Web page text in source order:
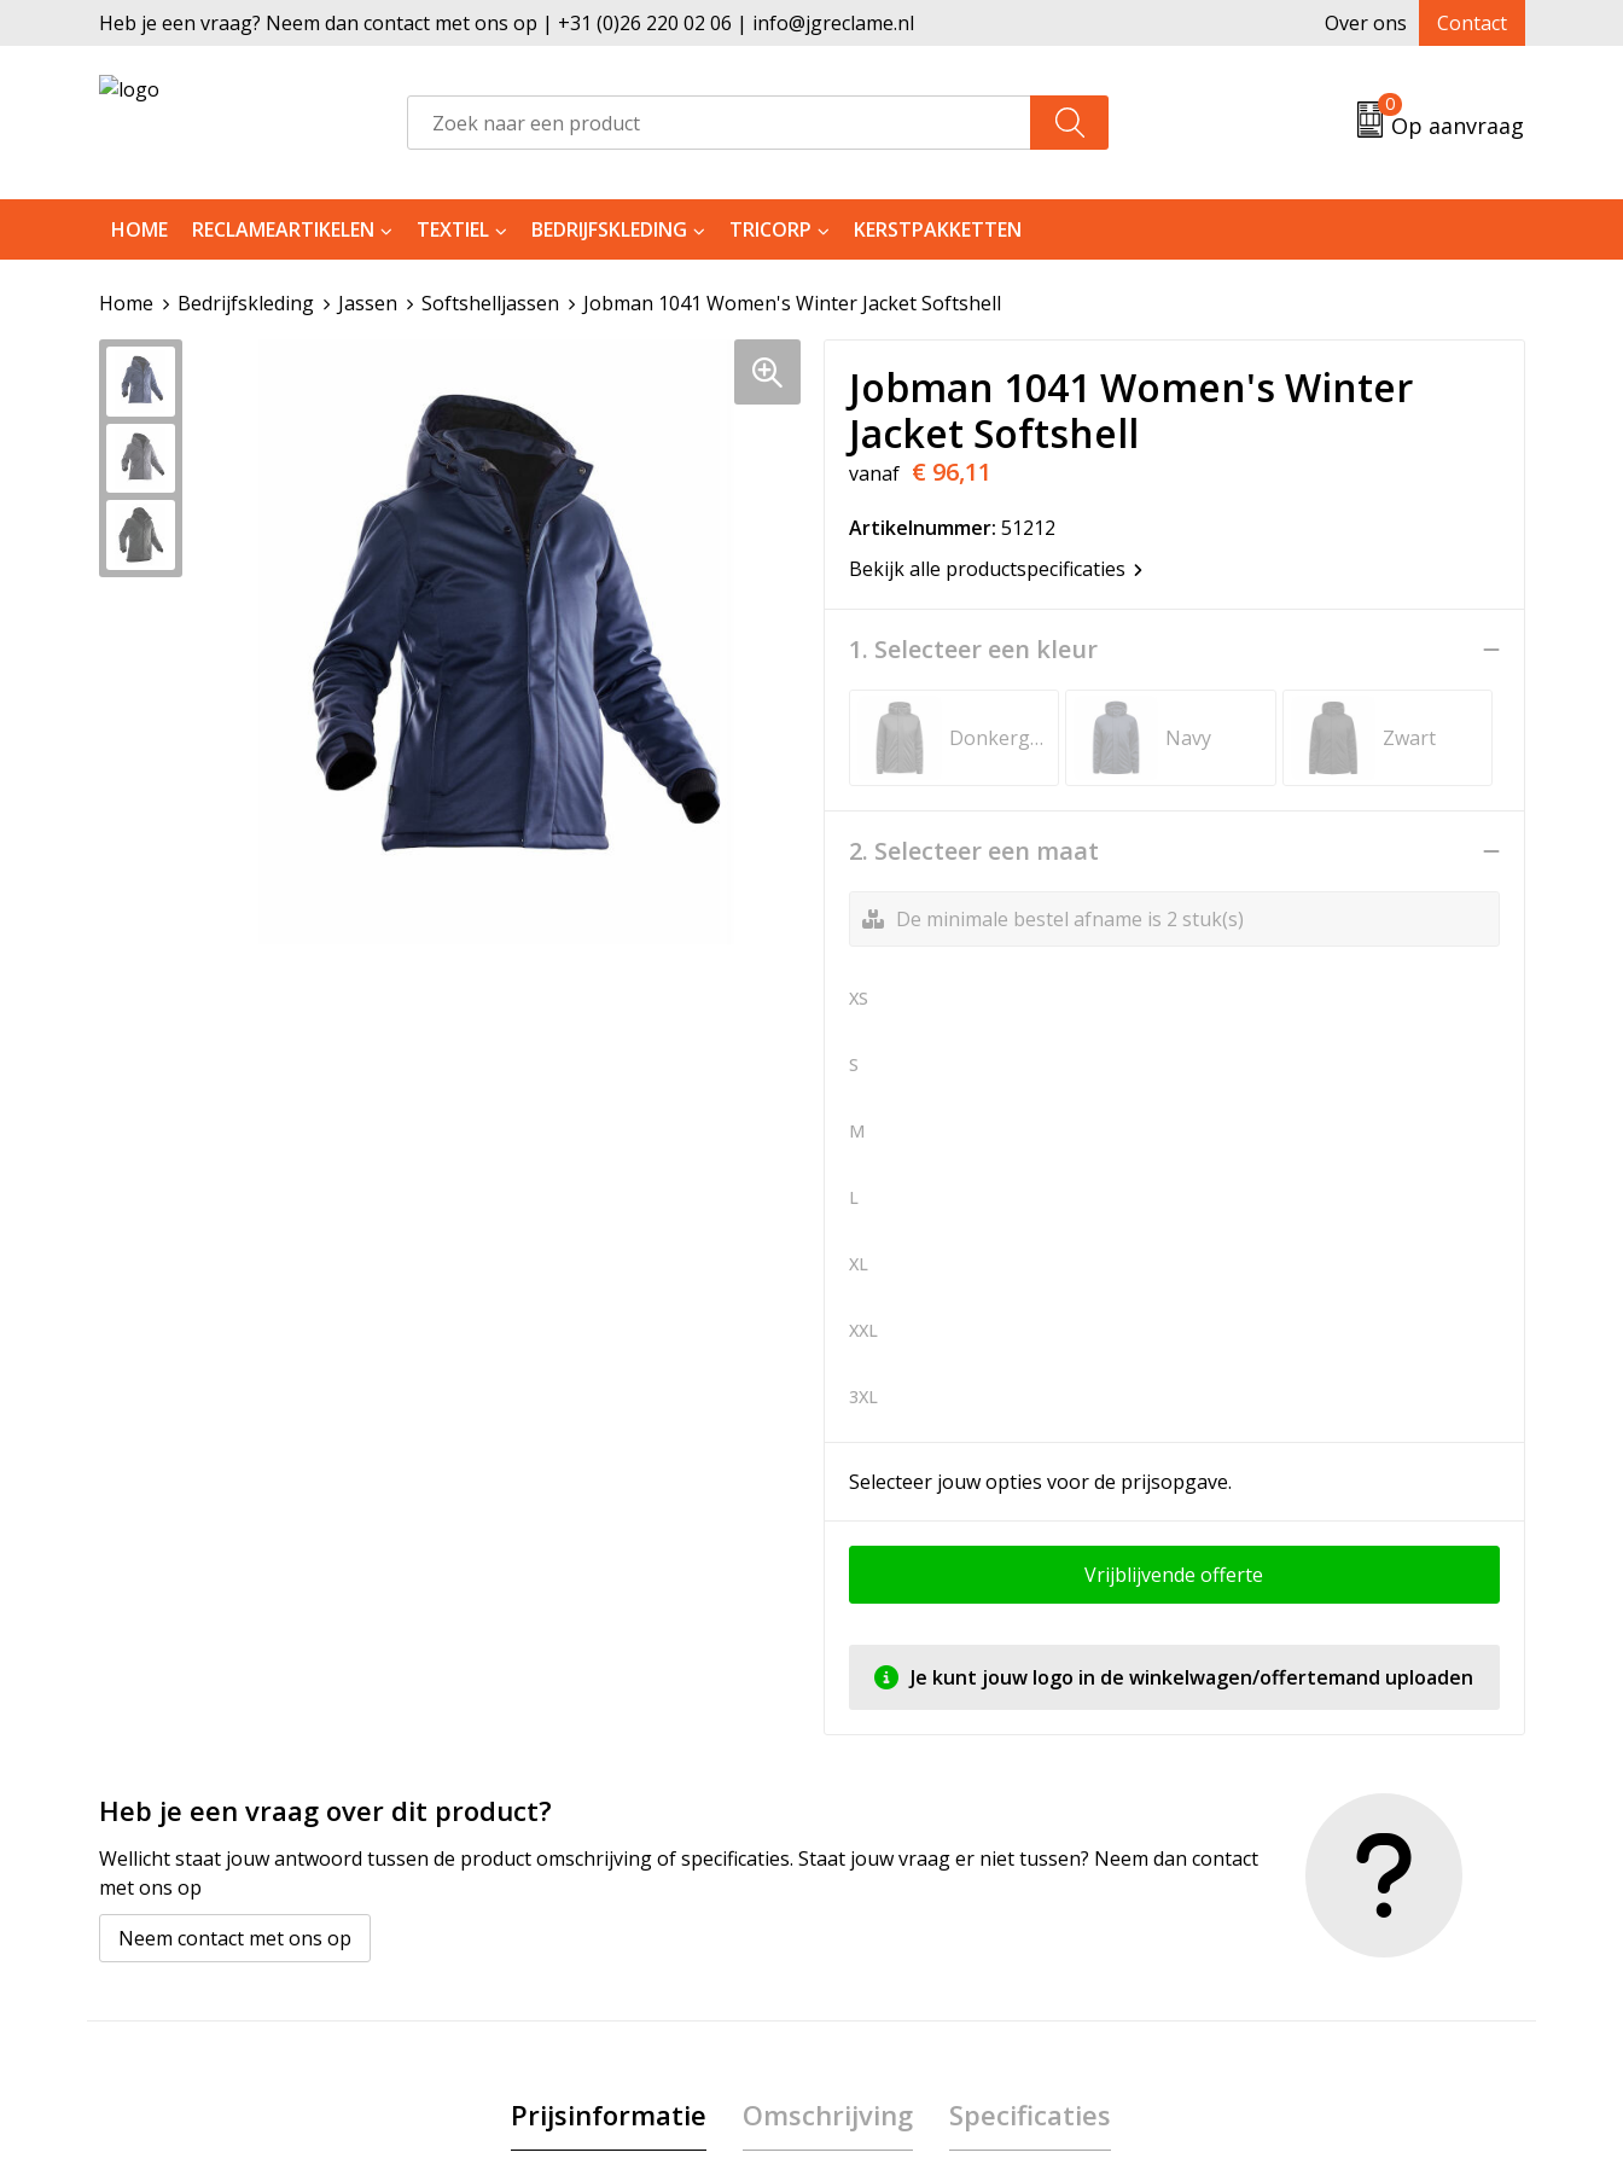
Heb je een vraag? Neem dan contact met ons op | +31 (0)26 220 02 06 | info@jgreclame.nl Over ons Contact
0
Op aanvraag
HOME RECLAMEARTIKELEN TEXTIEL BEDRIJFSKLEDING TRICORP KERSTPAKKETTEN
Home Bedrijfskleding Jassen Softshelljassen Jobman 1041 Women's Winter Jacket Softshell
Jobman 1041 Women's Winter
Jacket Softshell
vanaf € 96,11
Artikelnummer: 51212
Bekijk alle productspecificaties
1. Selecteer een kleur
Donkergrijs Navy Zwart
2. Selecteer een maat
De minimale bestel afname is 2 stuk(s)
XS
S
M
L
XL
XXL
3XL
Selecteer jouw opties voor de prijsopgave.
Vrijblijvende offerte
Je kunt jouw logo in de winkelwagen/offertemand uploaden
Heb je een vraag over dit product?
Wellicht staat jouw antwoord tussen de product omschrijving of specificaties. Staat jouw vraag er niet tussen? Neem dan contact
met ons op
Neem contact met ons op
Prijsinformatie Omschrijving Specificaties